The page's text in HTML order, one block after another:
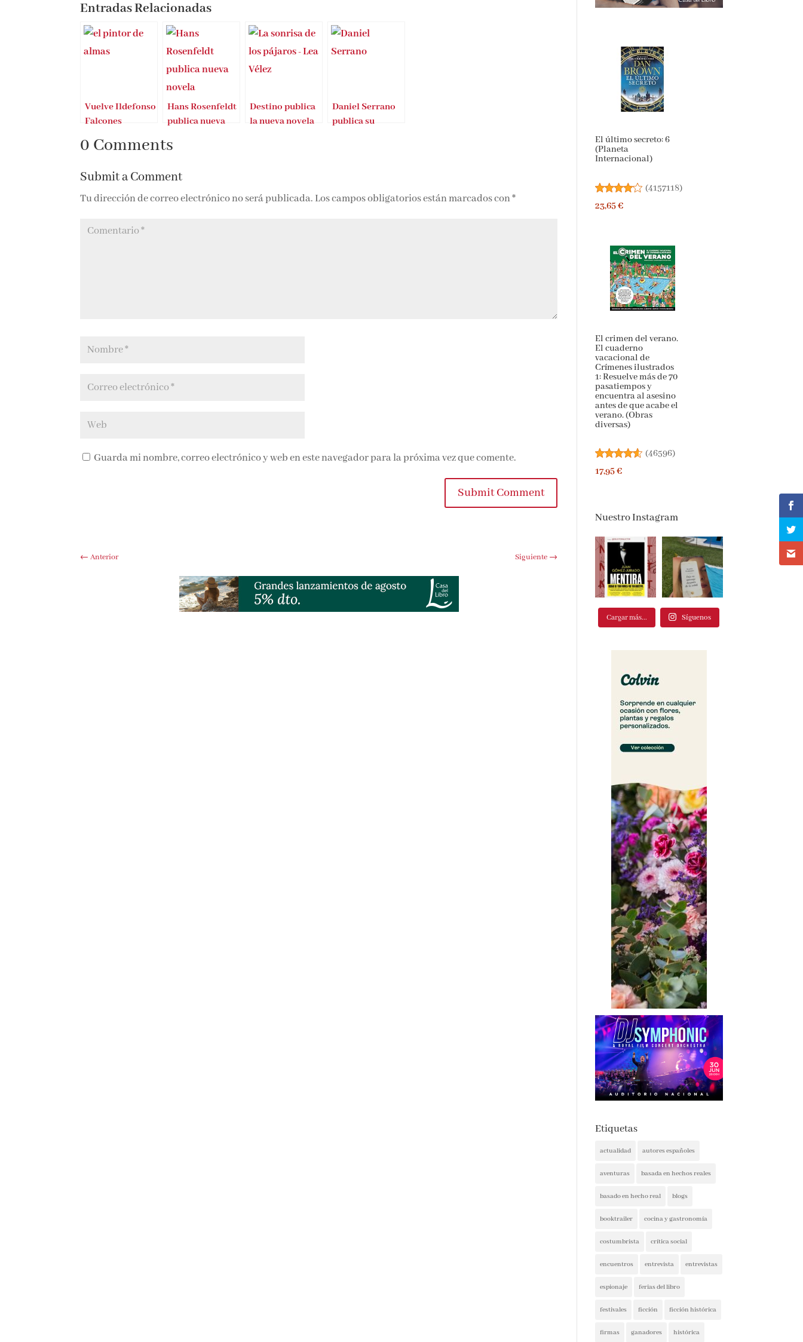
Entradas Relacionadas
Vuelve Ildefonso
Falcones
Hans Rosenfeldt
publica nueva
Destino publica
la nueva novela
Daniel Serrano
publica su
0 Comments
Submit a Comment
Tu dirección de correo electrónico no será publicada. Los campos obligatorios están marcados con*
Guarda mi nombre, correo electrónico y web en este navegador para la próxima vez que comente.
Submit Comment
←Anterior Siguiente→
El último secreto: 6
(Planeta
Internacional)
(4157118)
23,65 €
El crimen del verano.
El cuaderno
vacacional de
Crímenes ilustrados
1: Resuelve más de 70
pasatiempos y
encuentra al asesino
antes de que acabe el
verano. (Obras
diversas)
(46596)
17,95 €
Nuestro Instagram
Cargar más... Síguenos
Etiquetas
actualidad autores españoles
aventuras basada en hechos reales
basado en hecho real blogs
booktrailer cocina y gastronomía
costumbrista crítica social
encuentros entrevista entrevistas
espionaje ferias del libro
festivales ficción ficción histórica
firmas ganadores histórica